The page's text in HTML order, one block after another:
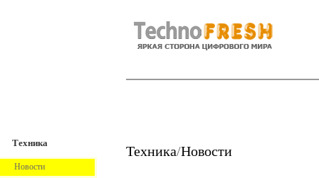
Техника
Новости
Техника/Новости